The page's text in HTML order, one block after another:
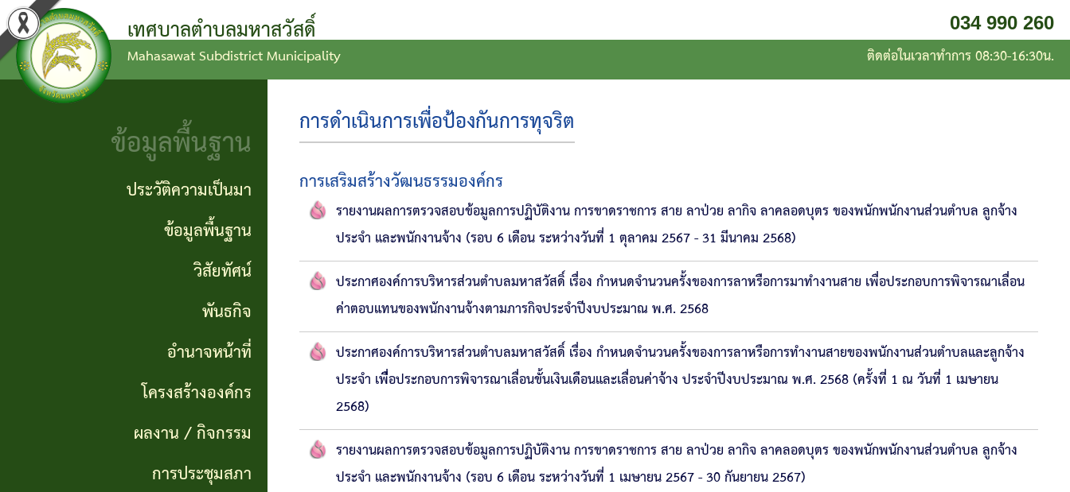
ข่าว
ประกาศ
ทั่วไป
จัดจ้าง
ข้อ
งบ
ประมาณ
ประวัติ
เป็นมา
ข้อมูล
อำนาจ
เทศบาลตำบลมหาสวัสดิ์ 034 990 260
Mahasawat Subdistrict Municipality ติดต่อในเวลาทำการ 08:30-16:30น.
ข้อมูลพื้นฐาน
ประวัติความเป็นมา
ข้อมูลพื้นฐาน
วิสัยทัศน์
พันธกิจ
อำนาจหน้าที่
โครงสร้างองค์กร
ผลงาน / กิจกรรม
การประชุมสภา
การดำเนินการเพื่อป้องกันการทุจริต
การเสริมสร้างวัฒนธรรมองค์กร
รายงานผลการตรวจสอบข้อมูลการปฏิบัติงาน การขาดราชการ สาย ลาป่วย ลากิจ ลาคลอดบุตร ของพนักพนักงานส่วนตำบล ลูกจ้าง
ประจำ และพนักงานจ้าง (รอบ 6 เดือน ระหว่างวันที่ 1 ตุลาคม 2567 - 31 มีนาคม 2568)
ประกาศองค์การบริหารส่วนตำบลมหาสวัสดิ์ เรื่อง กำหนดจำนวนครั้งของการลาหรือการมาทำงานสาย เพื่อประกอบการพิจารณาเลื่อน
ค่าตอบแทนของพนักงานจ้างตามภารกิจประจำปีงบประมาณ พ.ศ. 2568
ประกาศองค์การบริหารส่วนตำบลมหาสวัสดิ์ เรื่อง กำหนดจำนวนครั้งของการลาหรือการทำงานสายของพนักงานส่วนตำบลและลูกจ้าง
ประจำ เพื่ือประกอบการพิจารณาเลื่อนขั้นเงินเดือนและเลื่อนค่าจ้าง ประจำปีงบประมาณ พ.ศ. 2568 (ครั้งที่ 1 ณ วันที่ 1 เมษายน
2568)
รายงานผลการตรวจสอบข้อมูลการปฏิบัติงาน การขาดราชการ สาย ลาป่วย ลากิจ ลาคลอดบุตร ของพนักพนักงานส่วนตำบล ลูกจ้าง
ประจำ และพนักงานจ้าง (รอบ 6 เดือน ระหว่างวันที่ 1 เมษายน 2567 - 30 กันยายน 2567)